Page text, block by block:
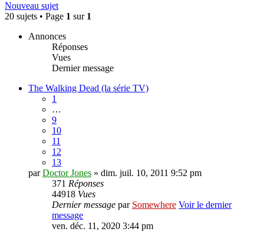
Nouveau sujet
20 sujets • Page 1 sur 1
Annonces
Réponses
Vues
Dernier message
The Walking Dead (la série TV)
1
…
9
10
11
12
13
parDoctor Jones » dim. juil. 10, 2011 9:52 pm
371 Réponses
44918 Vues
Dernier message par Somewhere Voir le dernier
message
ven. déc. 11, 2020 3:44 pm